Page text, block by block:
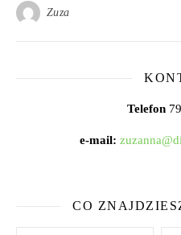
Zuza
Telefon
e-mail:
CO